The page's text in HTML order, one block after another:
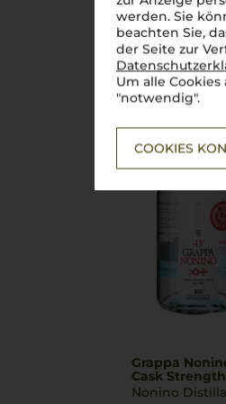
werden. Sie
beachten Sie,
der Seite zur
Um alle
"notwendig".
COOKIES
Nonino
Nonino
Grappa
Cask Strength
Nonino